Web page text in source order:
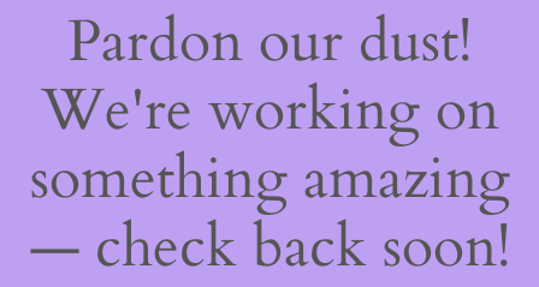
Pardon our dust!
We're working on
something amazing
— check back soon!